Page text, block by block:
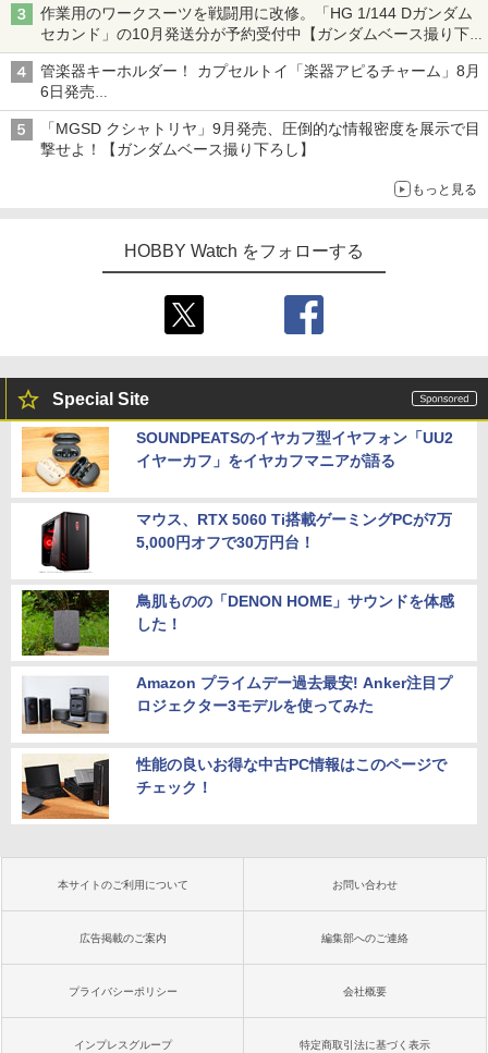
作業用のワークスーツを戦闘用に改修。「HG 1/144 Dガンダム
セカンド」の10月発送分が予約受付中【ガンダムベース撮り下
ろし】
管楽器キーホルダー！ カプセルトイ「楽器アピるチャーム」8月
6日発売
チューバ、テナサクなど5種各3色
「MGSD クシャトリヤ」9月発売、圧倒的な情報密度を展示で目
撃せよ！【ガンダムベース撮り下ろし】
もっと見る
HOBBY Watch をフォローする
Special Site
SOUNDPEATSのイヤカフ型イヤフォン「UU2
イヤーカフ」をイヤカフマニアが語る
マウス、RTX 5060 Ti搭載ゲーミングPCが7万
5,000円オフで30万円台！
鳥肌ものの「DENON HOME」サウンドを体感
した！
Amazon プライムデー過去最安! Anker注目プ
ロジェクター3モデルを使ってみた
性能の良いお得な中古PC情報はこのページで
チェック！
本サイトのご利用について お問い合わせ
広告掲載のご案内 編集部へのご連絡
プライバシーポリシー 会社概要
インプレスグループ 特定商取引法に基づく表示